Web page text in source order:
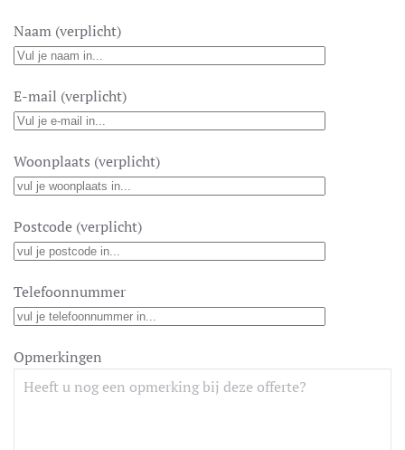
Naam (verplicht)
E-mail (verplicht)
Woonplaats (verplicht)
Postcode (verplicht)
Telefoonnummer
Opmerkingen